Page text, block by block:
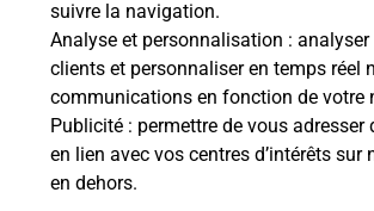
suivre la navigation.
Analyse et personnalisation :
clients et personnaliser en temps réel
communications en fonction de votre
Publicité : permettre de vous adresser
en lien avec vos centres d’intérêts sur
en dehors.
Comment fonctionne la
téléassistance classique ?
Comment est installée la
téléassistance classique ?